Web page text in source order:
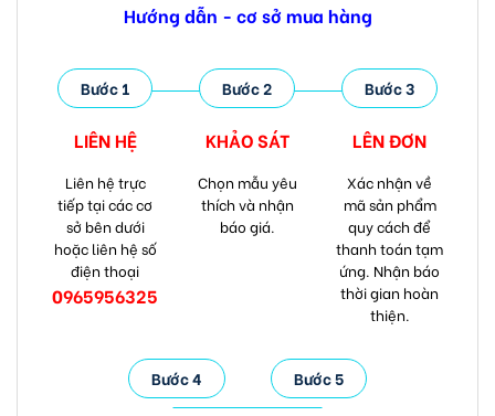
Hướng dẫn - cơ sở mua hàng
Bước 1
LIÊN HỆ
Liên hệ trực
tiếp tại các cơ
sở bên dưới
hoặc liên hệ số
điện thoại
0965956325
Bước 2
KHẢO SÁT
Chọn mẫu yêu
thích và nhận
báo giá.
Bước 3
LÊN ĐƠN
Xác nhận về
mã sản phẩm
quy cách để
thanh toán tạm
ứng. Nhận báo
thời gian hoàn
thiện.
Bước 4 Bước 5